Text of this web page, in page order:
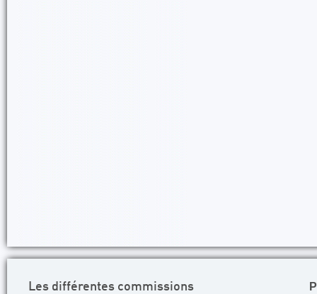
Les différentes commissions